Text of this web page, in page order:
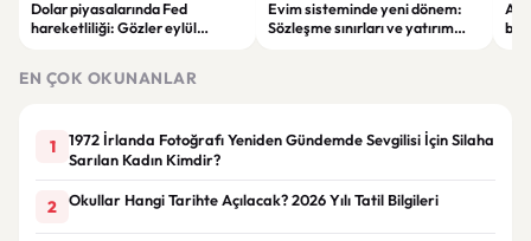
Dolar piyasalarında Fed
hareketliliği: Gözler eylül
Evim sisteminde yeni dönem:
Sözleşme sınırları ve yatırım
EN ÇOK OKUNANLAR
1
1972 İrlanda Fotoğrafı Yeniden Gündemde Sevgilisi İçin Silaha
Sarılan Kadın Kimdir?
2 Okullar Hangi Tarihte Açılacak? 2026 Yılı Tatil Bilgileri